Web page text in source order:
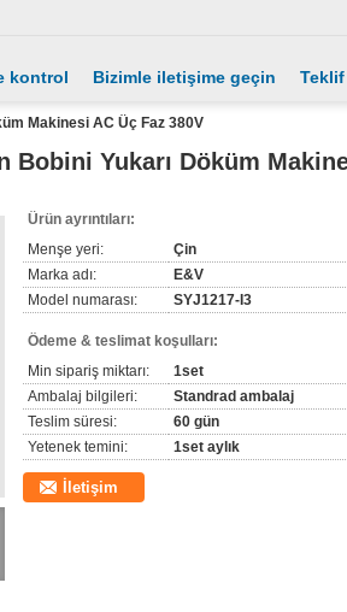
kontrol Bizimle iletişime geçin
Makinesi AC Üç Faz 380V
Yukarı Döküm
Ürün ayrıntıları:
Menşe yeri:
Çin
Marka adı:
E&V
Model numarası:
SYJ1217-I3
Ödeme & teslimat koşulları:
Min sipariş miktarı:
1set
Ambalaj bilgileri:
Standrad ambalaj
Teslim süresi:
60 gün
Yetenek temini:
1set aylık
İletişim